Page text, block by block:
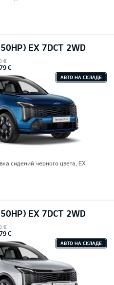
EX 7DCT 2WD
€
€
АВТО НА СКЛАДЕ
сидений черного цвета, EX
EX 7DCT 2WD
€
€
АВТО НА СКЛАДЕ